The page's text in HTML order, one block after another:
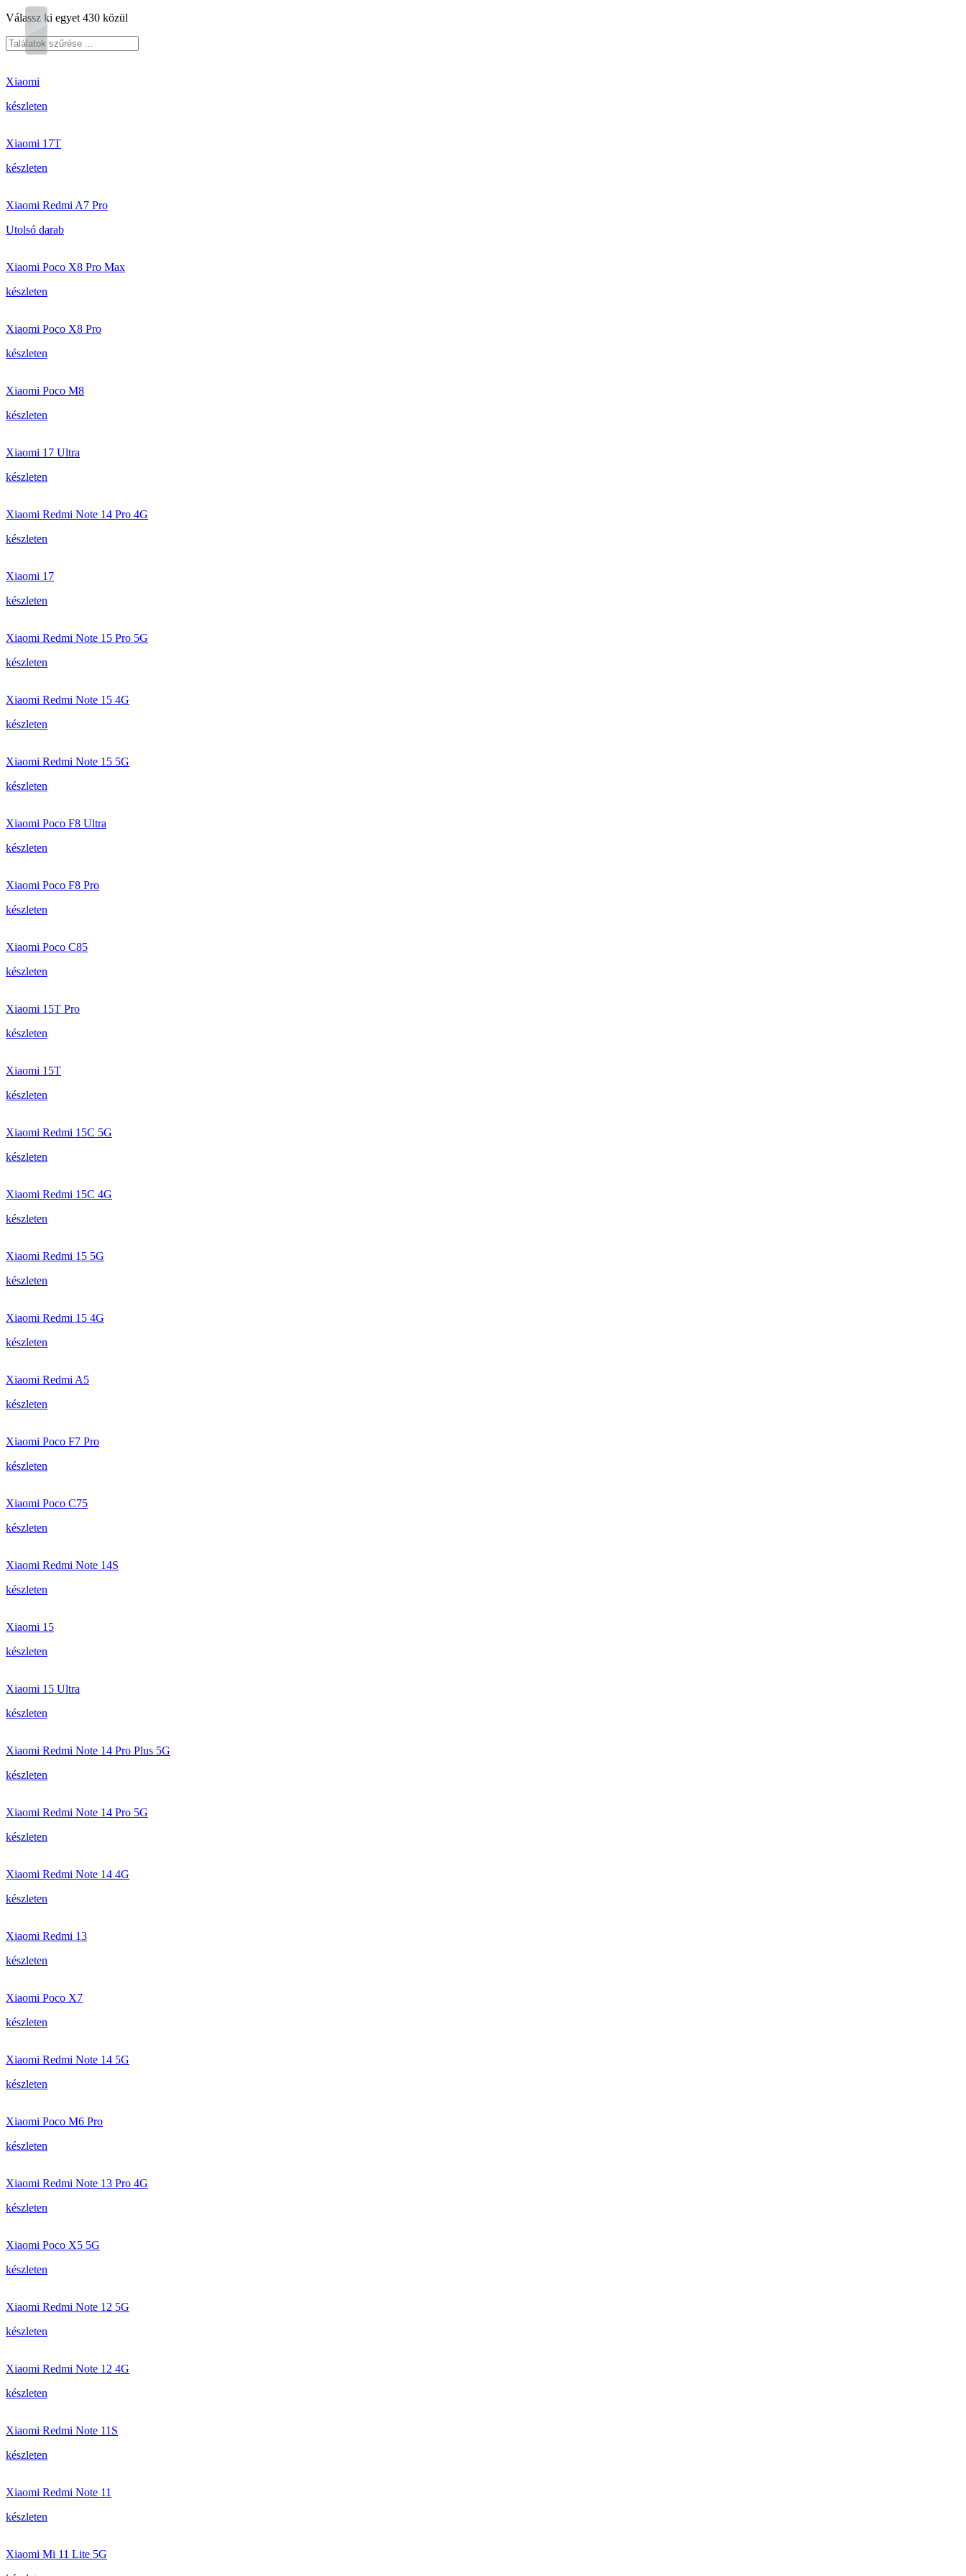
Válassz ki egyet 430 közül
Xiaomi
készleten
Xiaomi 17T
készleten
Xiaomi Redmi A7 Pro
Utolsó darab
Xiaomi Poco X8 Pro Max
készleten
Xiaomi Poco X8 Pro
készleten
Xiaomi Poco M8
készleten
Xiaomi 17 Ultra
készleten
Xiaomi Redmi Note 14 Pro 4G
készleten
Xiaomi 17
készleten
Xiaomi Redmi Note 15 Pro 5G
készleten
Xiaomi Redmi Note 15 4G
készleten
Xiaomi Redmi Note 15 5G
készleten
Xiaomi Poco F8 Ultra
készleten
Xiaomi Poco F8 Pro
készleten
Xiaomi Poco C85
készleten
Xiaomi 15T Pro
készleten
Xiaomi 15T
készleten
Xiaomi Redmi 15C 5G
készleten
Xiaomi Redmi 15C 4G
készleten
Xiaomi Redmi 15 5G
készleten
Xiaomi Redmi 15 4G
készleten
Xiaomi Redmi A5
készleten
Xiaomi Poco F7 Pro
készleten
Xiaomi Poco C75
készleten
Xiaomi Redmi Note 14S
készleten
Xiaomi 15
készleten
Xiaomi 15 Ultra
készleten
Xiaomi Redmi Note 14 Pro Plus 5G
készleten
Xiaomi Redmi Note 14 Pro 5G
készleten
Xiaomi Redmi Note 14 4G
készleten
Xiaomi Redmi 13
készleten
Xiaomi Poco X7
készleten
Xiaomi Redmi Note 14 5G
készleten
Xiaomi Poco M6 Pro
készleten
Xiaomi Redmi Note 13 Pro 4G
készleten
Xiaomi Poco X5 5G
készleten
Xiaomi Redmi Note 12 5G
készleten
Xiaomi Redmi Note 12 4G
készleten
Xiaomi Redmi Note 11S
készleten
Xiaomi Redmi Note 11
készleten
Xiaomi Mi 11 Lite 5G